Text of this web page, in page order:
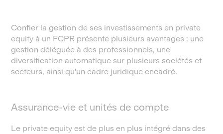
Confier la gestion de ses investissements en private
equity à un FCPR présente plusieurs avantages : une
gestion déléguée à des professionnels, une
diversification automatique sur plusieurs sociétés et
secteurs, ainsi qu'un cadre juridique encadré.
Assurance-vie et unités de compte
Le private equity est de plus en plus intégré dans des